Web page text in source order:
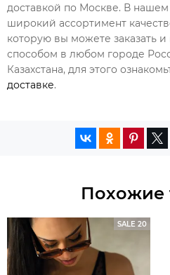
доставкой по Москве. В нашем
широкий ассортимент
которую вы можете заказать
способом в любом городе
Казахстана, для этого
доставке.
Похожие
SALE 20